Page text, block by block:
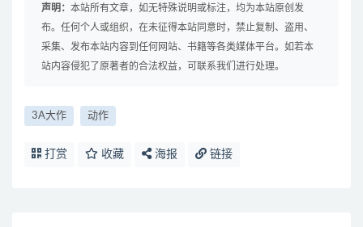
声明： 本站所有文章，如无特殊说明或标注，均为本站原创发
布。任何个人或组织，在未征得本站同意时，禁止复制、盗用、
采集、发布本站内容到任何网站、书籍等各类媒体平台。如若本
站内容侵犯了原著者的合法权益，可联系我们进行处理。
3A大作 动作
打赏 收藏 海报 链接